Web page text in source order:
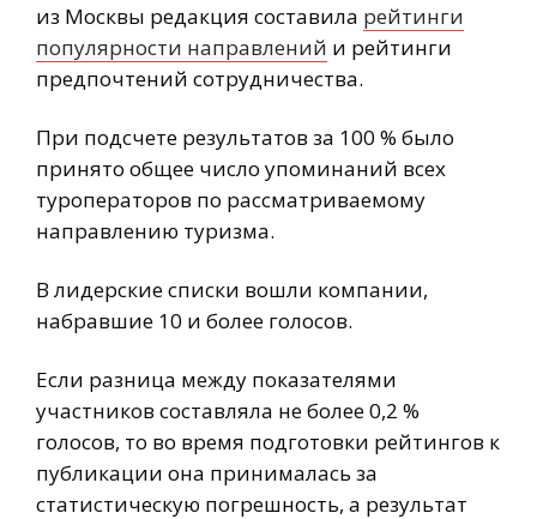
из Москвы редакция составила рейтинги
популярности направлений и рейтинги
предпочтений сотрудничества.
При подсчете результатов за 100 % было
принято общее число упоминаний всех
туроператоров по рассматриваемому
направлению туризма.
В лидерские списки вошли компании,
набравшие 10 и более голосов.
Если разница между показателями
участников составляла не более 0,2 %
голосов, то во время подготовки рейтингов к
публикации она принималась за
статистическую погрешность, а результат